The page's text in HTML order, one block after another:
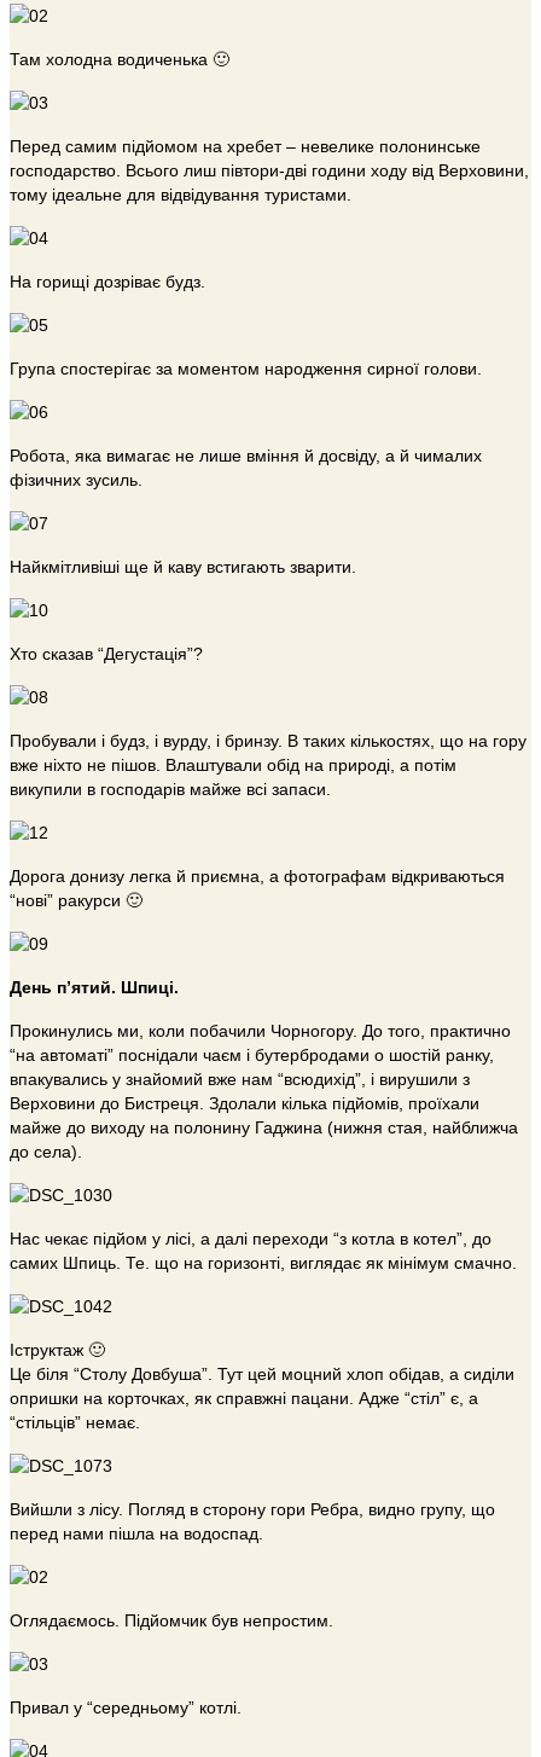
Там холодна водиченька 🙂
Перед самим підйомом на хребет – невелике полонинське
господарство. Всього лиш півтори-дві години ходу від Верховини,
тому ідеальне для відвідування туристами.
На горищі дозріває будз.
Група спостерігає за моментом народження сирної голови.
Робота, яка вимагає не лише вміння й досвіду, а й чималих
фізичних зусиль.
Найкмітливіші ще й каву встигають зварити.
Хто сказав “Дегустація”?
Пробували і будз, і вурду, і бринзу. В таких кількостях, що на гору
вже ніхто не пішов. Влаштували обід на природі, а потім
викупили в господарів майже всі запаси.
Дорога донизу легка й приємна, а фотографам відкриваються
“нові” ракурси 🙂
День п’ятий. Шпиці.
Прокинулись ми, коли побачили Чорногору. До того, практично
“на автоматі” поснідали чаєм і бутербродами о шостій ранку,
впакувались у знайомий вже нам “всюдихід”, і вирушили з
Верховини до Бистреця. Здолали кілька підйомів, проїхали
майже до виходу на полонину Гаджина (нижня стая, найближча
до села).
Нас чекає підйом у лісі, а далі переходи “з котла в котел”, до
самих Шпиць. Те. що на горизонті, виглядає як мінімум смачно.
Іструктаж 🙂
Це біля “Столу Довбуша”. Тут цей моцний хлоп обідав, а сиділи
опришки на корточках, як справжні пацани. Адже “стіл” є, а
“стільців” немає.
Вийшли з лісу. Погляд в сторону гори Ребра, видно групу, що
перед нами пішла на водоспад.
Оглядаємось. Підйомчик був непростим.
Привал у “середньому” котлі.